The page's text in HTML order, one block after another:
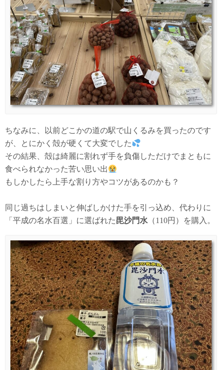
ちなみに、以前どこかの道の駅で山くるみを買ったのです
が、とにかく殻が硬くて大変でした
その結果、殻は綺麗に割れず手を負傷しただけでまともに
食べられなかった苦い思い出
もしかしたら上手な割り方やコツがあるのかも？
同じ過ちはしまいと伸ばしかけた手を引っ込め、代わりに
「平成の名水百選」に選ばれた毘沙門水 （110円）を購入。